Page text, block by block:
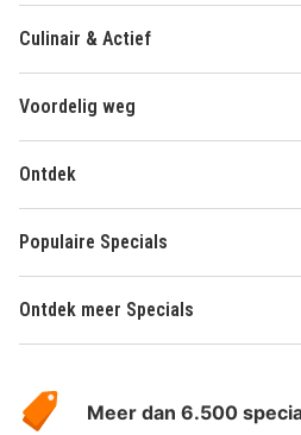
Culinair & Actief
Voordelig weg
Ontdek
Populaire Specials
Ontdek meer Specials
HotelSpecials
Meer dan 6.500